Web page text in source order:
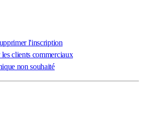
l'inscription
clients commerciaux
non souhaité